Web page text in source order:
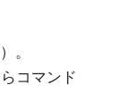
。
コマンド